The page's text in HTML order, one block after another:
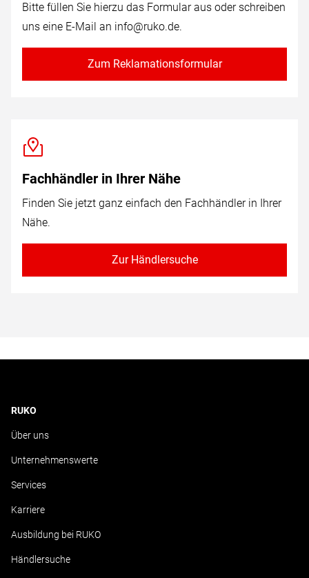
Bitte füllen Sie hierzu das Formular aus oder schreiben
uns eine E-Mail an info@ruko.de.
Zum Reklamationsformular
Fachhändler in Ihrer Nähe
Finden Sie jetzt ganz einfach den Fachhändler in Ihrer
Nähe.
Zur Händlersuche
RUKO
Über uns
Unternehmenswerte
Services
Karriere
Ausbildung bei RUKO
Händlersuche